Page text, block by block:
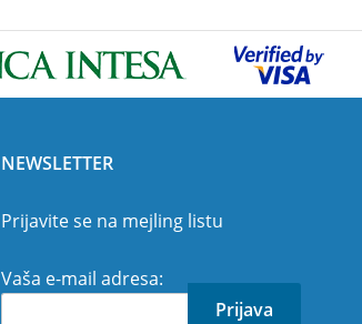
NEWSLETTER
Prijavite se na mejling listu
Vaša e-mail adresa: